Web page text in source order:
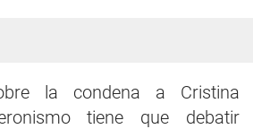
la condena a Cristina
tiene que debatir